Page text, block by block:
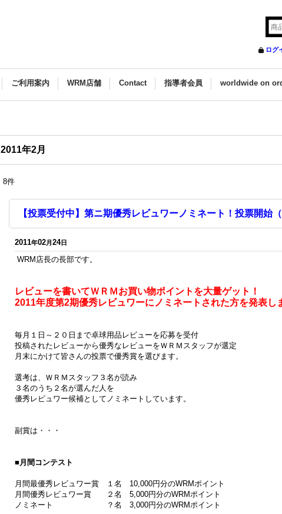
ログ
ご利用案内 WRM店舗 Contact 指導者会員 worldwide on
2011年2月
8件
【投票受付中】第ニ期優秀レビュワーノミネート！投票開始
2011年02月24日
WRM店長の長部です。
レビューを書いてＷＲＭお買い物ポイントを大量ゲット！
2011年度第2期優秀レビュワーにノミネートされた方を発表し
毎月１日～２０日まで卓球用品レビューを応募を受付
投稿されたレビューから優秀なレビューをＷＲＭスタッフが選定
月末にかけて皆さんの投票で優秀賞を選びます。
選考は、ＷＲＭスタッフ３名が読み
３名のうち２名が選んだ人を
優秀レビュワー候補としてノミネートしています。
副賞は・・・
■月間コンテスト
月間最優秀レビュワー賞 １名 10,000円分のWRMポイント
月間優秀レビュワー賞 ２名 5,000円分のWRMポイント
ノミネート ？名 3,000円分のWRMポイント